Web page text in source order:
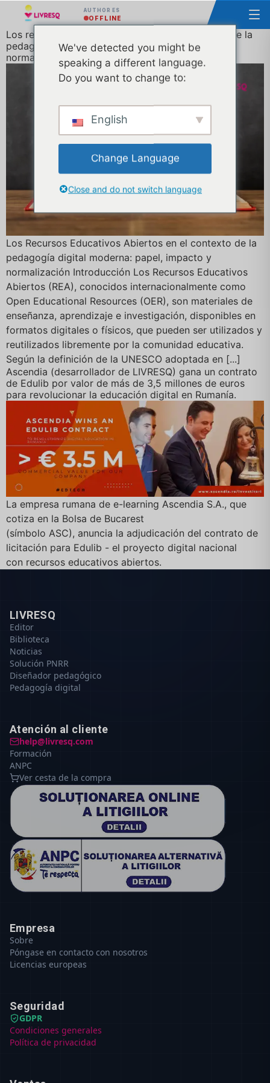
AUTHOR ES
OFFLINE
Los recursos educativos abiertos en el contexto de la
pedagogía digital moderna: papel, impacto y
normalización
Los Recursos Educativos Abiertos en el contexto de la
pedagogía digital moderna: papel, impacto y
normalización Introducción Los Recursos Educativos
Abiertos (REA), conocidos internacionalmente como
Open Educational Resources (OER), son materiales de
enseñanza, aprendizaje e investigación, disponibles en
formatos digitales o físicos, que pueden ser utilizados y
reutilizados libremente por la comunidad educativa.
Según la definición de la UNESCO adoptada en [...]
Ascendia (desarrollador de LIVRESQ) gana un contrato
de Edulib por valor de más de 3,5 millones de euros
para revolucionar la educación digital en Rumanía.
La empresa rumana de e-learning Ascendia S.A., que
cotiza en la Bolsa de Bucarest
(símbolo ASC), anuncia la adjudicación del contrato de
licitación para Edulib - el proyecto digital nacional
con recursos educativos abiertos.
LIVRESQ
Editor
Biblioteca
Noticias
Solución PNRR
Diseñador pedagógico
Pedagogía digital
Atención al cliente
help@livresq.com
Formación
ANPC
Ver cesta de la compra
Empresa
Sobre
Póngase en contacto con nosotros
Licencias europeas
Seguridad
GDPR
Condiciones generales
Política de privacidad
We've detected you might be
speaking a different language.
Do you want to change to:
English
Change Language
Close and do not switch language